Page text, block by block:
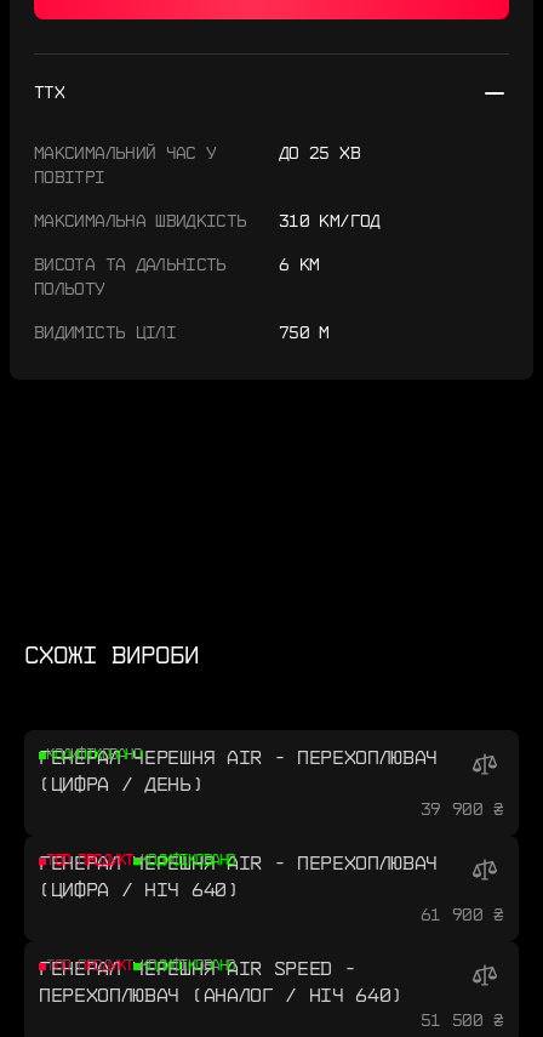
ТТХ
МАКСИМАЛЬНИЙ ЧАС У
ПОВІТРІ
ДО 25 ХВ
МАКСИМАЛЬНА ШВИДКІСТЬ 310 КМ/ГОД
ВИСОТА ТА ДАЛЬНІСТЬ
ПОЛЬОТУ
6 КМ
ВИДИМІСТЬ ЦІЛІ 750 М
СХОЖІ ВИРОБИ
ГЕНЕРАЛ ЧЕРЕШНЯ AIR - ПЕРЕХОПЛЮВАЧ
(ЦИФРА / ДЕНЬ)
39 900 ₴
КОДИФІКОВАНО
ГЕНЕРАЛ ЧЕРЕШНЯ AIR - ПЕРЕХОПЛЮВАЧ
(ЦИФРА / НІЧ 640)
61 900 ₴
ТОП ПРОДУКТ КОДИФІКОВАНО
ГЕНЕРАЛ ЧЕРЕШНЯ AIR SPEED -
ПЕРЕХОПЛЮВАЧ (АНАЛОГ / НІЧ 640)
51 500 ₴
ТОП ПРОДУКТ КОДИФІКОВАНО